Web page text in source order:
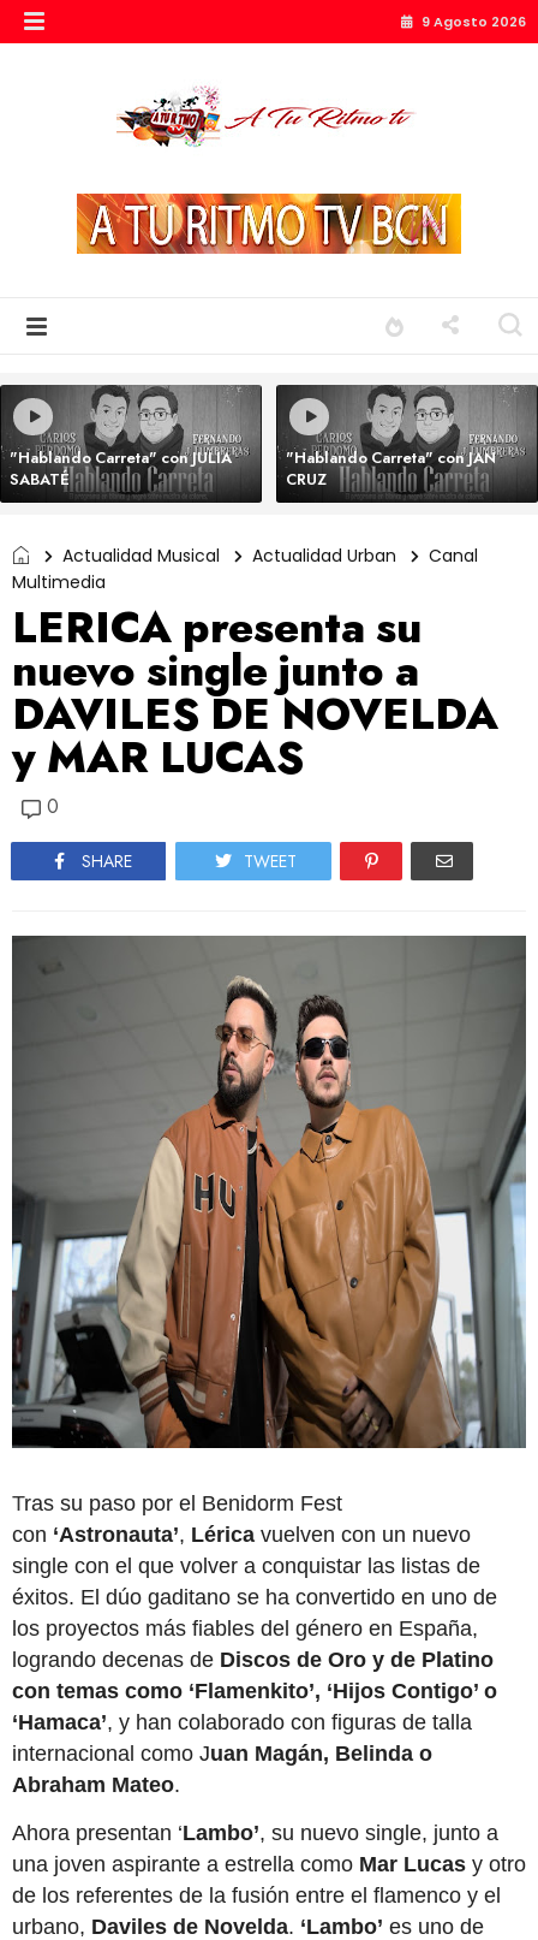
9 Agosto 2026
"Hablando Carreta" con JULIA
SABATÉ
"Hablando Carreta" con JAN
CRUZ
Actualidad Musical Actualidad Urban
Canal
Multimedia
LERICA presenta su
nuevo single junto a
DAVILES DE NOVELDA
y MAR LUCAS
0
SHARE TWEET
Tras su paso por el Benidorm Fest
con ‘Astronauta’, Lérica vuelven con un nuevo
single con el que volver a conquistar las listas de
éxitos. El dúo gaditano se ha convertido en uno de
los proyectos más fiables del género en España,
logrando decenas de Discos de Oro y de Platino
con temas como ‘Flamenkito’, ‘Hijos Contigo’ o
‘Hamaca’, y han colaborado con figuras de talla
internacional como Juan Magán, Belinda o
Abraham Mateo.
Ahora presentan ‘Lambo’, su nuevo single, junto a
una joven aspirante a estrella como Mar Lucas y otro
de los referentes de la fusión entre el flamenco y el
urbano, Daviles de Novelda. ‘Lambo’ es uno de